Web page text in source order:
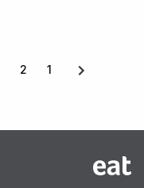
1
2